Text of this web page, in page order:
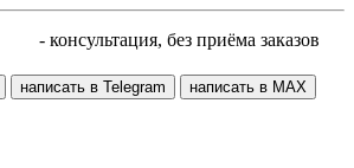
- консультация, без приёма заказов
написать в Telegram написать в МАХ